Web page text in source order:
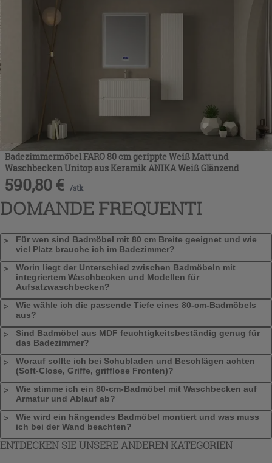
Badezimmermöbel FARO 80 cm gerippte Weiß Matt und
Waschbecken Unitop aus Keramik ANIKA Weiß Glänzend
590,80 € /stk
DOMANDE FREQUENTI
Für wen sind Badmöbel mit 80 cm Breite geeignet und wie
viel Platz brauche ich im Badezimmer?
Worin liegt der Unterschied zwischen Badmöbeln mit
integriertem Waschbecken und Modellen für
Aufsatzwaschbecken?
Wie wähle ich die passende Tiefe eines 80-cm-Badmöbels
aus?
Sind Badmöbel aus MDF feuchtigkeitsbeständig genug für
das Badezimmer?
Worauf sollte ich bei Schubladen und Beschlägen achten
(Soft-Close, Griffe, grifflose Fronten)?
Wie stimme ich ein 80-cm-Badmöbel mit Waschbecken auf
Armatur und Ablauf ab?
Wie wird ein hängendes Badmöbel montiert und was muss
ich bei der Wand beachten?
ENTDECKEN SIE UNSERE ANDEREN KATEGORIEN